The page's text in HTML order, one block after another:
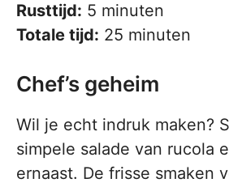
Rusttijd: 5 minuten
Totale tijd: 25 minuten
Chef’s geheim
Wil je echt indruk maken?
simpele salade van rucola
ernaast. De frisse smaken